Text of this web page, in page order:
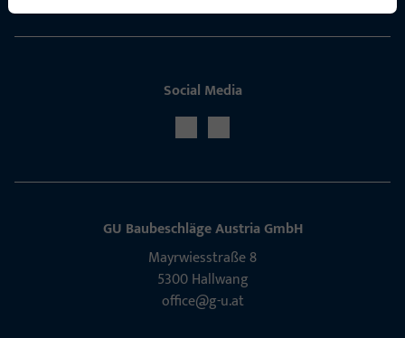
Social Media
GU Baubeschläge Aus­tria GmbH
Mayrwies­straße 8
5300 Hall­wang
office@g-u.at